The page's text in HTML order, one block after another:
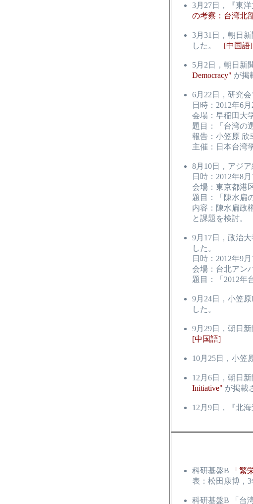
3月27日，『東
の考察：台湾北
3月31日，朝日新
した。 [中国語]
5月2日，朝日新
Democracy" が掲
6月22日，研究会
日時：2012年6
会場：早稲田大
題目：「台湾の
報告：小笠原 欣
主催：日本台湾
8月10日，アジ
日時：2012年8月
会場：東京都港
題目：「陳水扁
内容：陳水扁政
と課題を検討。
9月17日，政治
した。
日時：2012年
会場：台北アン
題目：「2012年
9月24日，小笠原
した。
9月29日，朝日新
[中国語]
10月25日，小笠
12月6日，朝日
Initiative" が掲載
12月9日，『北
科研基盤B 「繁
表：松田康博，
科研基盤B 「台